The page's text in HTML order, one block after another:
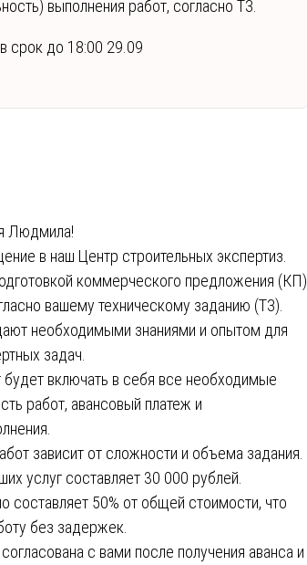
выполнения работ, согласно ТЗ.
срок до 18:00 29.09
Людмила!
в наш Центр строительных экспертиз.
коммерческого предложения (КП)
вашему техническому заданию (ТЗ).
необходимыми знаниями и опытом для
задач.
включать в себя все необходимые
работ, авансовый платеж и
зависит от сложности и объема задания.
услуг составляет 30 000 рублей.
составляет 50% от общей стоимости, что
без задержек.
с вами после получения аванса и